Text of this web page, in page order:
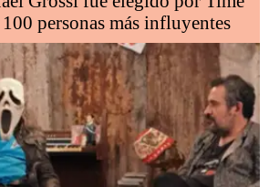
personas más influyentes